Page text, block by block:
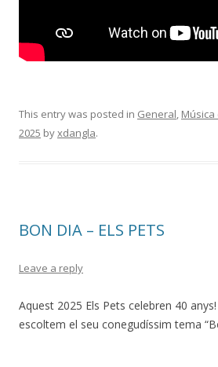
This entry was posted in General, Música
2025 byxdangla.
BON DIA – ELS PETS
Leave a reply
Aquest 2025 Els Pets celebren 40
escoltem el seu conegudíssim tema